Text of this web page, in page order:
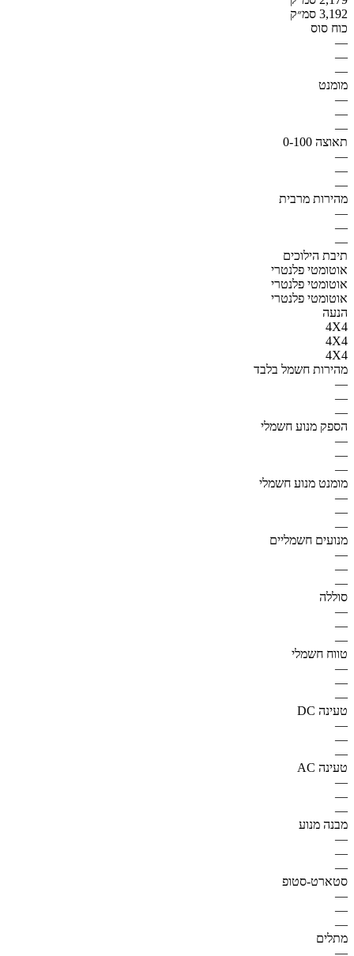
3,192 סמ״ק
כוח סוס
—
—
—
מומנט
—
—
—
תאוצה 0-100
—
—
—
מהירות מרבית
—
—
—
תיבת הילוכים
אוטומטי פלנטרי
אוטומטי פלנטרי
אוטומטי פלנטרי
הנעה
4X4
4X4
4X4
מהירות חשמל בלבד
—
—
—
הספק מנוע חשמלי
—
—
—
מומנט מנוע חשמלי
—
—
—
מנועים חשמליים
—
—
—
סוללה
—
—
—
טווח חשמלי
—
—
—
טעינה DC
—
—
—
טעינה AC
—
—
—
מבנה מנוע
—
—
—
סטארט-סטופ
—
—
—
מתלים
—